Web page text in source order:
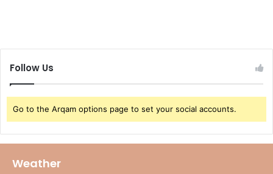
Follow Us
Go to the Arqam options page to set your social accounts.
Weather